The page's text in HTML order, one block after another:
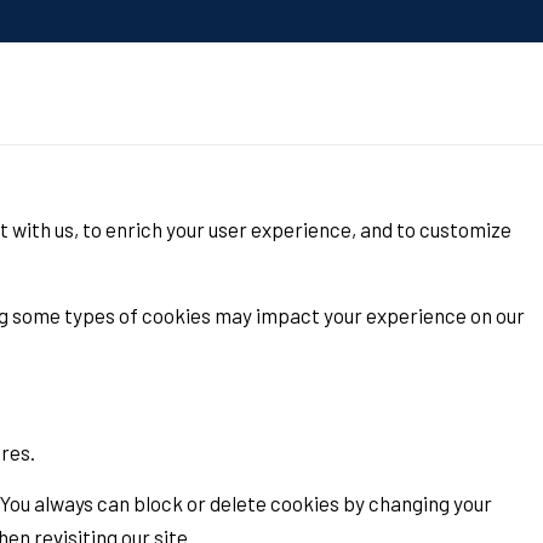
with us, to enrich your user experience, and to customize
types of cookies may impact your experience on our
always can block or delete cookies by changing your
revisiting our site.